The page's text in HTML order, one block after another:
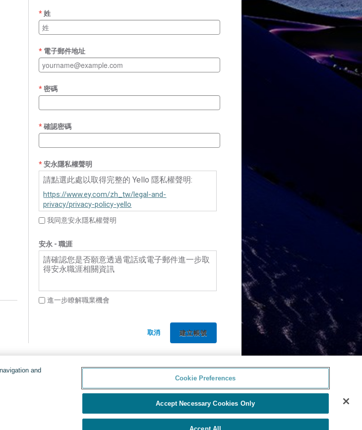
姓
電子郵件地址
密碼
確認密碼
安永隱私權聲明
請點選此處以取得完整的 Yello 隱私權聲明:
https://www.ey.com/zh_tw/legal-and-
privacy/privacy-policy-yello
我同意安永隱私權聲明
安永 - 職涯
請確認您是否願意透過電話或電子郵件進一步取
得安永職涯相關資訊
進一步瞭解職業機會
取消
and
Cookie Preferences
Accept Necessary Cookies Only